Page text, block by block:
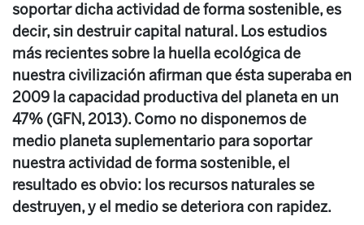
soportar dicha actividad de forma sostenible, es
decir, sin destruir capital natural. Los estudios
más recientes sobre la huella ecológica de
nuestra civilización afirman que ésta superaba en
2009 la capacidad productiva del planeta en un
47% (GFN, 2013). Como no disponemos de
medio planeta suplementario para soportar
nuestra actividad de forma sostenible, el
resultado es obvio: los recursos naturales se
destruyen, y el medio se deteriora con rapidez.